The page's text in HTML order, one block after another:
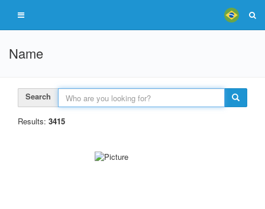
Name
Search
Results: 3415